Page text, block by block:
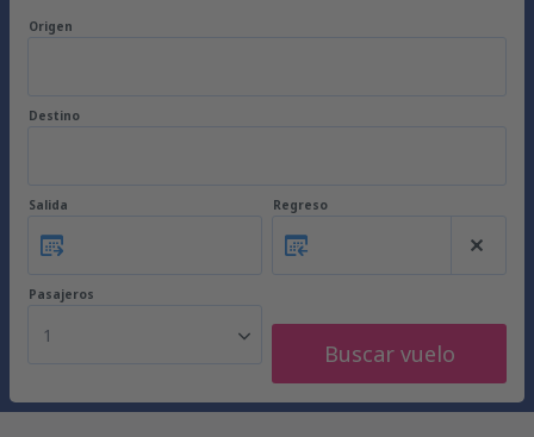
Origen
Destino
Salida Regreso
Pasajeros
1
Buscar vuelo